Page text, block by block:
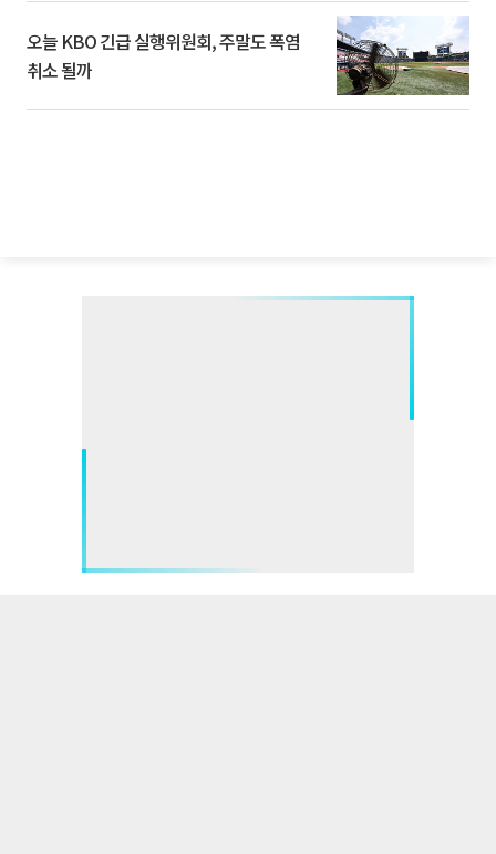
오늘 KBO 긴급 실행위원회, 주말도 폭염
취소 될까